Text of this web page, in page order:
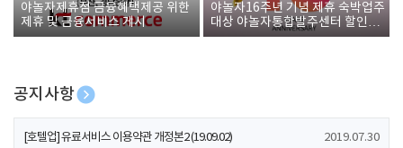
야놀자제휴점 금융혜택제공 위한
제휴 및 금융서비스 게시
야놀자16주년 기념 제휴 숙박업주
대상 야놀자통합발주센터 할인쿠
폰 증정
공지사항
[호텔업] 개인정보 처리방침 개정본1 (19.09.02)
[호텔업] 유료서비스 이용약관 개정본2 (19.09.02) 2019.07.30